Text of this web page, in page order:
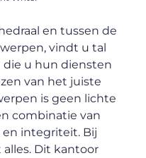
en tussen de
vindt u tal
die u hun diensten
van het juiste
is geen lichte
combinatie van
integriteit. Bij
Dit kantoor